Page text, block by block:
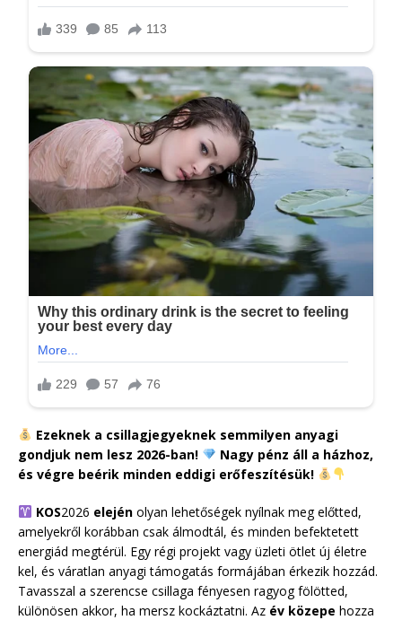
Ezeknek a csillagjegyeknek semmilyen anyagi
gondjuk nem lesz 2026-ban!
Nagy pénz áll a házhoz,
és végre beérik minden eddigi erőfeszítésük!
KOS2026 elejénolyan lehetőségek nyílnak meg előtted,
amelyekről korábban csak álmodtál, és minden befektetett
energiád megtérül. Egy régi projekt vagy üzleti ötlet új életre
kel, és váratlan anyagi támogatás formájában érkezik hozzád.
Tavasszal a szerencse csillaga fényesen ragyog fölötted,
különösen akkor, ha mersz kockáztatni. Az év közepe hozza